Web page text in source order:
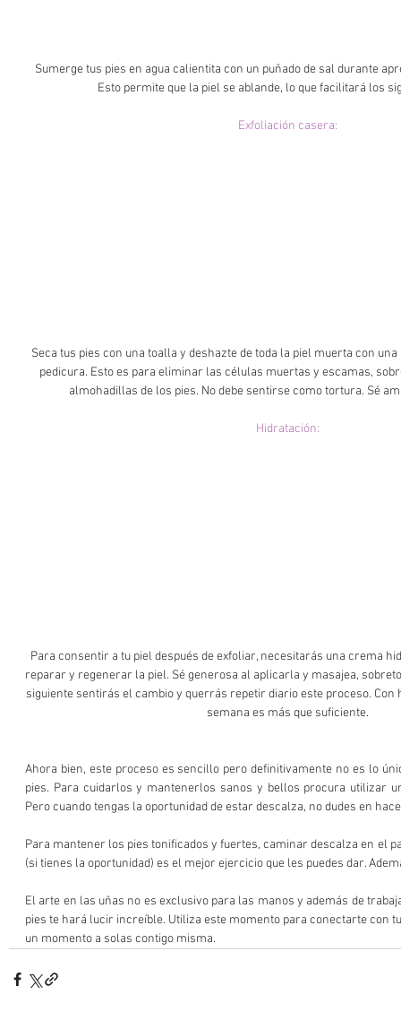
Esto permite que la piel se ablande, lo que facilitará los
Exfoliación casera:
pedicura. Esto es para eliminar las células muertas y escamas,
almohadillas de los pies. No debe sentirse como tortura. Sé
Hidratación:
reparar y regenerar la piel. Sé generosa al aplicarla y masajea,
siguiente sentirás el cambio y querrás repetir diario este proceso.
semana es más que suficiente.
Ahora bien, este proceso es sencillo pero definitivamente no es lo
pies. Para cuidarlos y mantenerlos sanos y bellos procura utilizar
Pero cuando tengas la oportunidad de estar descalza, no dudes en
Para mantener los pies tonificados y fuertes, caminar descalza en el
(si tienes la oportunidad) es el mejor ejercicio que les puedes dar.
El arte en las uñas no es exclusivo para las manos y además de
pies te hará lucir increíble. Utiliza este momento para conectarte con
un momento a solas contigo misma.